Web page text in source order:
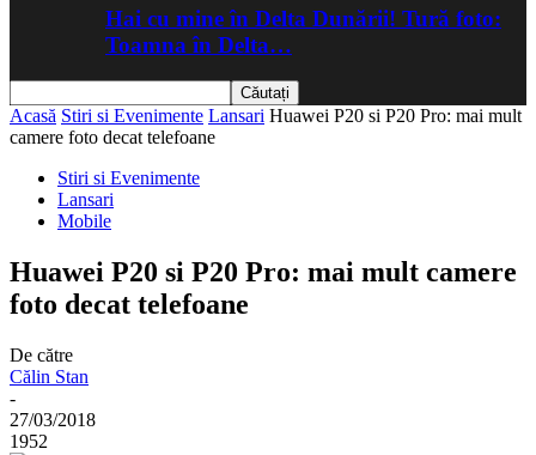
Hai cu mine în Delta Dunării! Tură foto:
Toamna în Delta…
Acasă Stiri si Evenimente Lansari Huawei P20 si P20 Pro: mai mult
camere foto decat telefoane
Stiri si Evenimente
Lansari
Mobile
Huawei P20 si P20 Pro: mai mult camere
foto decat telefoane
De către
Călin Stan
-
27/03/2018
1952